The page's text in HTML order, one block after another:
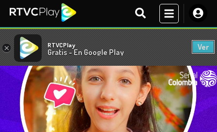
× RTVCPlay
Gratis - En Google Play
Ver